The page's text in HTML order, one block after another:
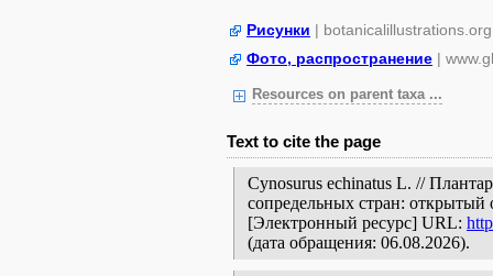
Рисунки | botanicalillustrations.org
Фото, распространение |
Resources on parent taxa ...
Text to cite the page
Cynosurus echinatus L. //
сопредельных стран: открытый
[Электронный ресурс] URL:
(дата обращения: 06.08.2026).